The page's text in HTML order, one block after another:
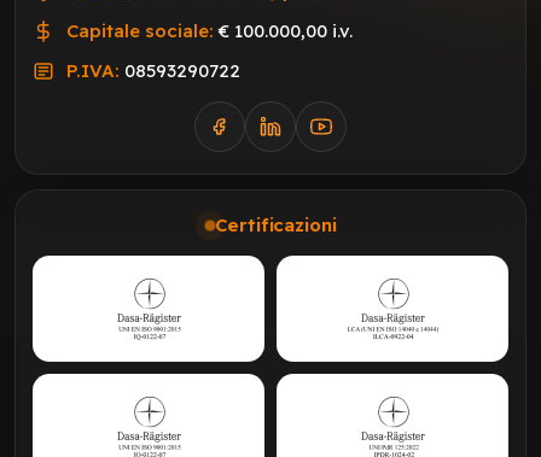
Capitale sociale: € 100.000,00 i.v.
P.IVA: 08593290722
Certificazioni